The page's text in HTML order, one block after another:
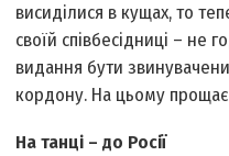
висидiлися в кущах, то
своїй співбесідниці – не
видання бути
кордону. На цьому
На танцi – до Росiї